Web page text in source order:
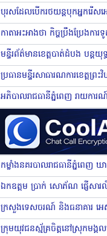
កាតាអះអាងថា កិច្ចប្រឹងប្រែងកា
កម្លាំងនគរបាលរាជធានីភ្នំពេ
ឯកឧត្តម ប្រាក់ សោភ័ណ ផ្ញើសា